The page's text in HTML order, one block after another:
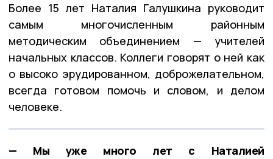
Более 15 лет Наталия Галушкина руководит
самым многочисленным районным
методическим объединением — учителей
начальных классов. Коллеги говорят о ней как
о высоко эрудированном, доброжелательном,
всегда готовом помочь и словом, и делом
человеке.
— Мы уже много лет с Наталией